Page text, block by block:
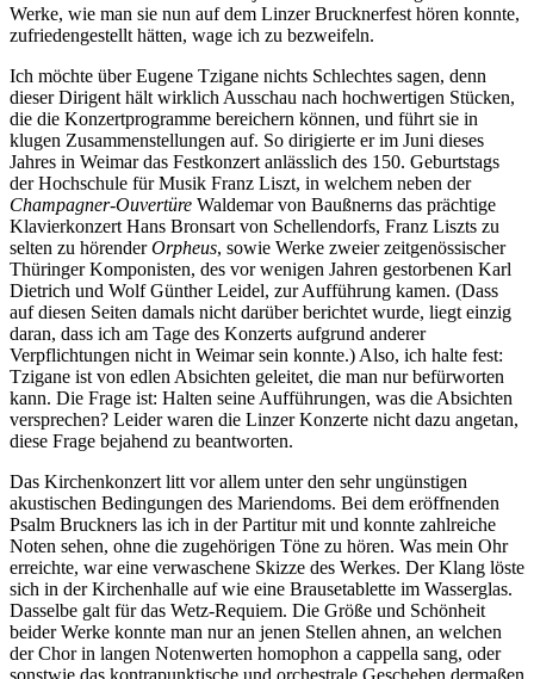
Werke, wie man sie nun auf dem Linzer Brucknerfest hören konnte,
zufriedengestellt hätten, wage ich zu bezweifeln.
Ich möchte über Eugene Tzigane nichts Schlechtes sagen, denn
dieser Dirigent hält wirklich Ausschau nach hochwertigen Stücken,
die die Konzertprogramme bereichern können, und führt sie in
klugen Zusammenstellungen auf. So dirigierte er im Juni dieses
Jahres in Weimar das Festkonzert anlässlich des 150. Geburtstags
der Hochschule für Musik Franz Liszt, in welchem neben der
Champagner-Ouvertüre Waldemar von Baußnerns das prächtige
Klavierkonzert Hans Bronsart von Schellendorfs, Franz Liszts zu
selten zu hörenderOrpheus, sowie Werke zweier zeitgenössischer
Thüringer Komponisten, des vor wenigen Jahren gestorbenen Karl
Dietrich und Wolf Günther Leidel, zur Aufführung kamen. (Dass
auf diesen Seiten damals nicht darüber berichtet wurde, liegt einzig
daran, dass ich am Tage des Konzerts aufgrund anderer
Verpflichtungen nicht in Weimar sein konnte.) Also, ich halte fest:
Tzigane ist von edlen Absichten geleitet, die man nur befürworten
kann. Die Frage ist: Halten seine Aufführungen, was die Absichten
versprechen? Leider waren die Linzer Konzerte nicht dazu angetan,
diese Frage bejahend zu beantworten.
Das Kirchenkonzert litt vor allem unter den sehr ungünstigen
akustischen Bedingungen des Mariendoms. Bei dem eröffnenden
Psalm Bruckners las ich in der Partitur mit und konnte zahlreiche
Noten sehen, ohne die zugehörigen Töne zu hören. Was mein Ohr
erreichte, war eine verwaschene Skizze des Werkes. Der Klang löste
sich in der Kirchenhalle auf wie eine Brausetablette im Wasserglas.
Dasselbe galt für das Wetz-Requiem. Die Größe und Schönheit
beider Werke konnte man nur an jenen Stellen ahnen, an welchen
der Chor in langen Notenwerten homophon a cappella sang, oder
sonstwie das kontrapunktische und orchestrale Geschehen dermaßen